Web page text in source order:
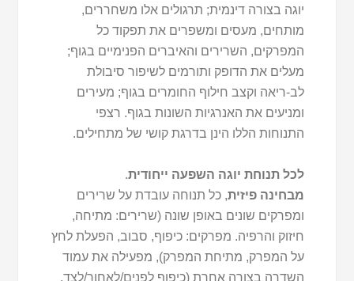
יוגה בצורה דינמית; תרגולים אלו משחררים,
מותחים, מעסים ומשפרים את תפקוד כל
המפרקים, השרירים והאיברים הפנימיים בגוף;
מעלים את הדופק ותורמים לשיפור סיבולת
לב-ריאה וקצב חילוף החומרים בגוף; מעירים
ומניעים את האנרגיות השונות בגוף. רצפי
התנוחות הללו הינן בדרגת קושי של מתחילים.
לכל תנוחת יוגה השפעה ייחודית.
מבחינה פיזית, כל תנוחה עובדת על שרירים
ומפרקים שונים באופן שונה (שרירים: מתיחה,
חיזוק והרפיה. מפרקים: כיפוף, סבוב, הפעלת לחץ
על המפרק, מתיחת המפרק), מפעילה את עמוד
השדרה בצורה אחרת (כיפוף לפנים/לאחור/לצד,